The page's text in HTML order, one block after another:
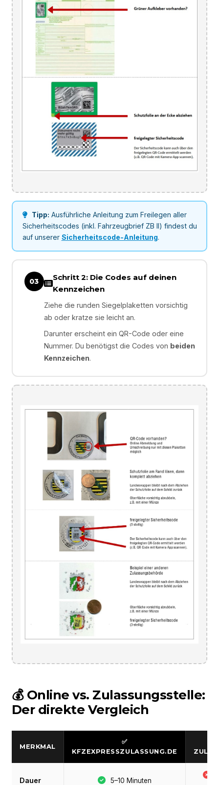
Tipp: Ausführliche Anleitung zum Freilegen aller
Sicherheitscodes (inkl. Fahrzeugbrief ZB II) findest du
auf unserer Sicherheitscode-Anleitung.
03
Schritt 2: Die Codes auf deinen
Kennzeichen
Ziehe die runden Siegelplaketten vorsichtig
ab oder kratze sie leicht an.
Darunter erscheint ein QR-Code oder eine
Nummer. Du benötigst die Codes von beiden
Kennzeichen.
💰 Online vs. Zulassungsstelle:
Der direkte Vergleich
MERKMAL
✅
KFZEXPRESSZULASSUNG.DE
Dauer 5–10 Minuten